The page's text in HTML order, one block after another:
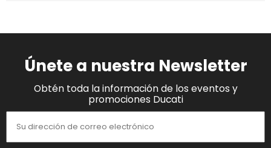
Únete a nuestra Newsletter
Obtén toda la información de los eventos y
promociones Ducati